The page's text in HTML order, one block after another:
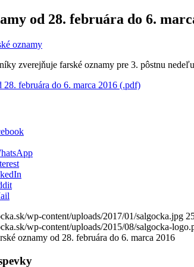
od 28. februára do 6.
oznamy
zverejňuje farské oznamy pre 3. pôstnu
28. februára do 6. marca 2016 (.pdf)
wp-content/uploads/2017/01/salgocka.jpg
wp-content/uploads/2015/08/salgocka-
oznamy od 28. februára do 6. marca 2016